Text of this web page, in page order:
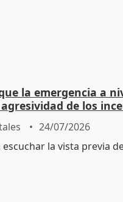
la emergencia a
de los
24/07/2026